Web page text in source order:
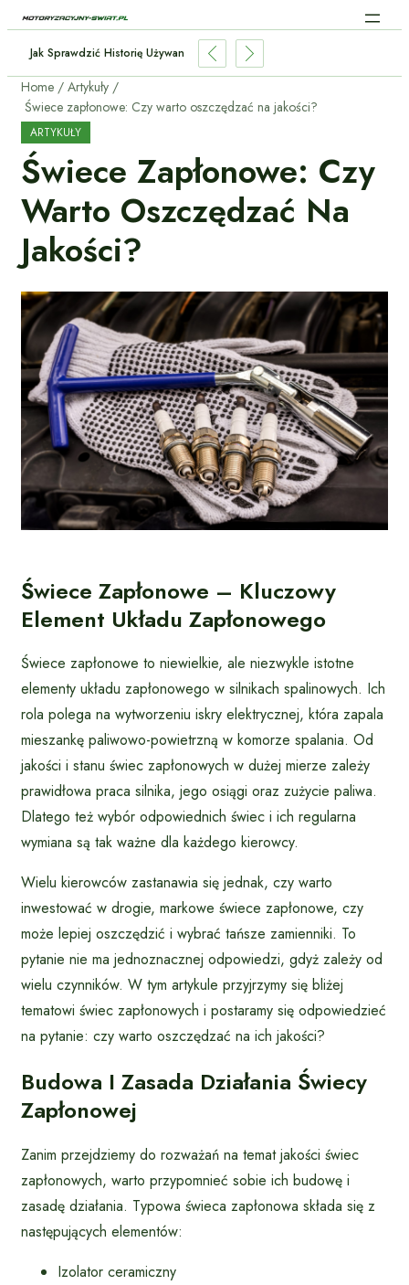
W Samochodach: Jak AI Zmienia Jazdę?
Home
Artykuły
Świece zapłonowe: Czy warto oszczędzać na jakości?
ARTYKUŁY
Świece Zapłonowe: Czy
Warto Oszczędzać Na
Jakości?
Świece Zapłonowe – Kluczowy
Element Układu Zapłonowego
Świece zapłonowe to niewielkie, ale niezwykle istotne
elementy układu zapłonowego w silnikach spalinowych. Ich
rola polega na wytworzeniu iskry elektrycznej, która zapala
mieszankę paliwowo-powietrzną w komorze spalania. Od
jakości i stanu świec zapłonowych w dużej mierze zależy
prawidłowa praca silnika, jego osiągi oraz zużycie paliwa.
Dlatego też wybór odpowiednich świec i ich regularna
wymiana są tak ważne dla każdego kierowcy.
Wielu kierowców zastanawia się jednak, czy warto
inwestować w drogie, markowe świece zapłonowe, czy
może lepiej oszczędzić i wybrać tańsze zamienniki. To
pytanie nie ma jednoznacznej odpowiedzi, gdyż zależy od
wielu czynników. W tym artykule przyjrzymy się bliżej
tematowi świec zapłonowych i postaramy się odpowiedzieć
na pytanie: czy warto oszczędzać na ich jakości?
Budowa I Zasada Działania Świecy
Zapłonowej
Zanim przejdziemy do rozważań na temat jakości świec
zapłonowych, warto przypomnieć sobie ich budowę i
zasadę działania. Typowa świeca zapłonowa składa się z
następujących elementów:
Izolator ceramiczny